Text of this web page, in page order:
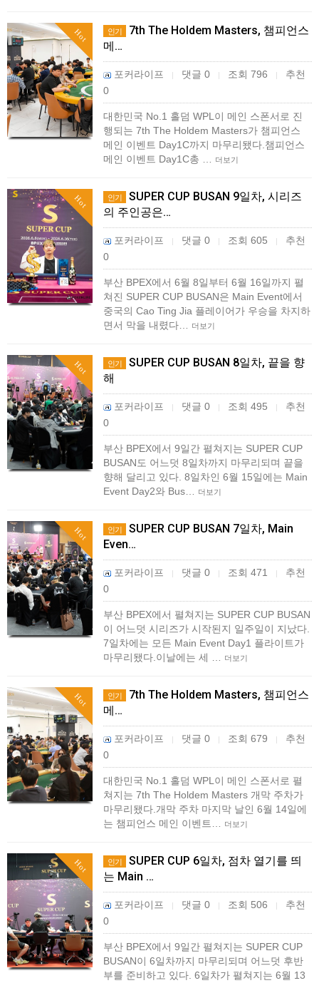
Hot 인기
7th The Holdem Masters, 챔피언스
메…
포커라이프 | 댓글 0 | 조회 796 |
추천
0
대한민국 No.1 홀덤 WPL이 메인 스폰서로 진
행되는 7th The Holdem Masters가 챔피언스
메인 이벤트 Day1C까지 마무리됐다.챔피언스
메인 이벤트 Day1C총 …
더보기
Hot 인기
SUPER CUP BUSAN 9일차, 시리즈
의 주인공은…
포커라이프 | 댓글 0 | 조회 605 |
추천
0
부산 BPEX에서 6월 8일부터 6월 16일까지 펼
쳐진 SUPER CUP BUSAN은 Main Event에서
중국의 Cao Ting Jia 플레이어가 우승을 차지하
면서 막을 내렸다…
더보기
Hot 인기
SUPER CUP BUSAN 8일차, 끝을 향
해
포커라이프 | 댓글 0 | 조회 495 |
추천
0
부산 BPEX에서 9일간 펼쳐지는 SUPER CUP
BUSAN도 어느덧 8일차까지 마무리되며 끝을
향해 달리고 있다. 8일차인 6월 15일에는 Main
Event Day2와 Bus…
더보기
Hot 인기
SUPER CUP BUSAN 7일차, Main
Even…
포커라이프 | 댓글 0 | 조회 471 |
추천
0
부산 BPEX에서 펼쳐지는 SUPER CUP BUSAN
이 어느덧 시리즈가 시작된지 일주일이 지났다.
7일차에는 모든 Main Event Day1 플라이트가
마무리됐다.이날에는 세 …
더보기
Hot 인기
7th The Holdem Masters, 챔피언스
메…
포커라이프 | 댓글 0 | 조회 679 |
추천
0
대한민국 No.1 홀덤 WPL이 메인 스폰서로 펼
쳐지는 7th The Holdem Masters 개막 주차가
마무리됐다.개막 주차 마지막 날인 6월 14일에
는 챔피언스 메인 이벤트…
더보기
Hot 인기
SUPER CUP 6일차, 점차 열기를 띄
는 Main …
포커라이프 | 댓글 0 | 조회 506 |
추천
0
부산 BPEX에서 9일간 펼쳐지는 SUPER CUP
BUSAN이 6일차까지 마무리되며 어느덧 후반
부를 준비하고 있다. 6일차가 펼쳐지는 6월 13